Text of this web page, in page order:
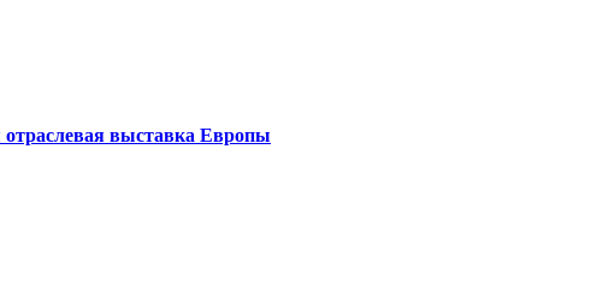
выставка Европы